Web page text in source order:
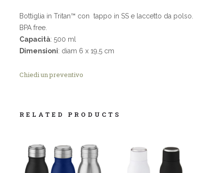
Bottiglia in Tritan™ con tappo in SS e laccetto da polso.
BPA free.
Capacità: 500 ml
Dimensioni: diam 6 x 19,5 cm
Chiedi un preventivo
RELATED PRODUCTS